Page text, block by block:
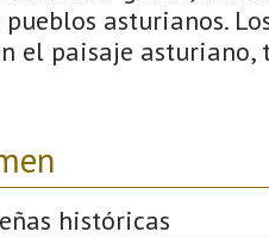
asturianos.
el paisaje
históricas